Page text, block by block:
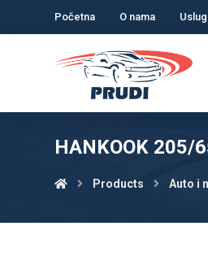
Početna O nama
HANKOOK 205/
Products Auto i